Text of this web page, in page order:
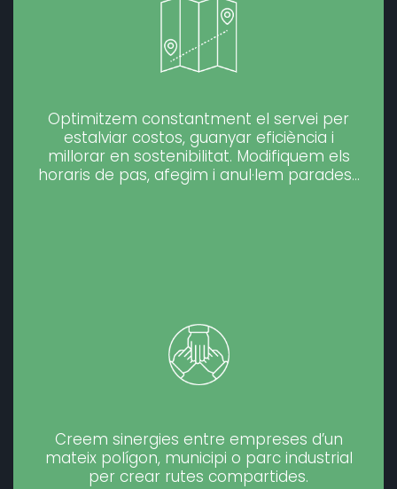
Optimitzem constantment el servei per
estalviar costos, guanyar eficiència i
millorar en sostenibilitat. Modifiquem els
horaris de pas, afegim i anul·lem parades…
Creem sinergies entre empreses d’un
mateix polígon, municipi o parc industrial
per crear rutes compartides.